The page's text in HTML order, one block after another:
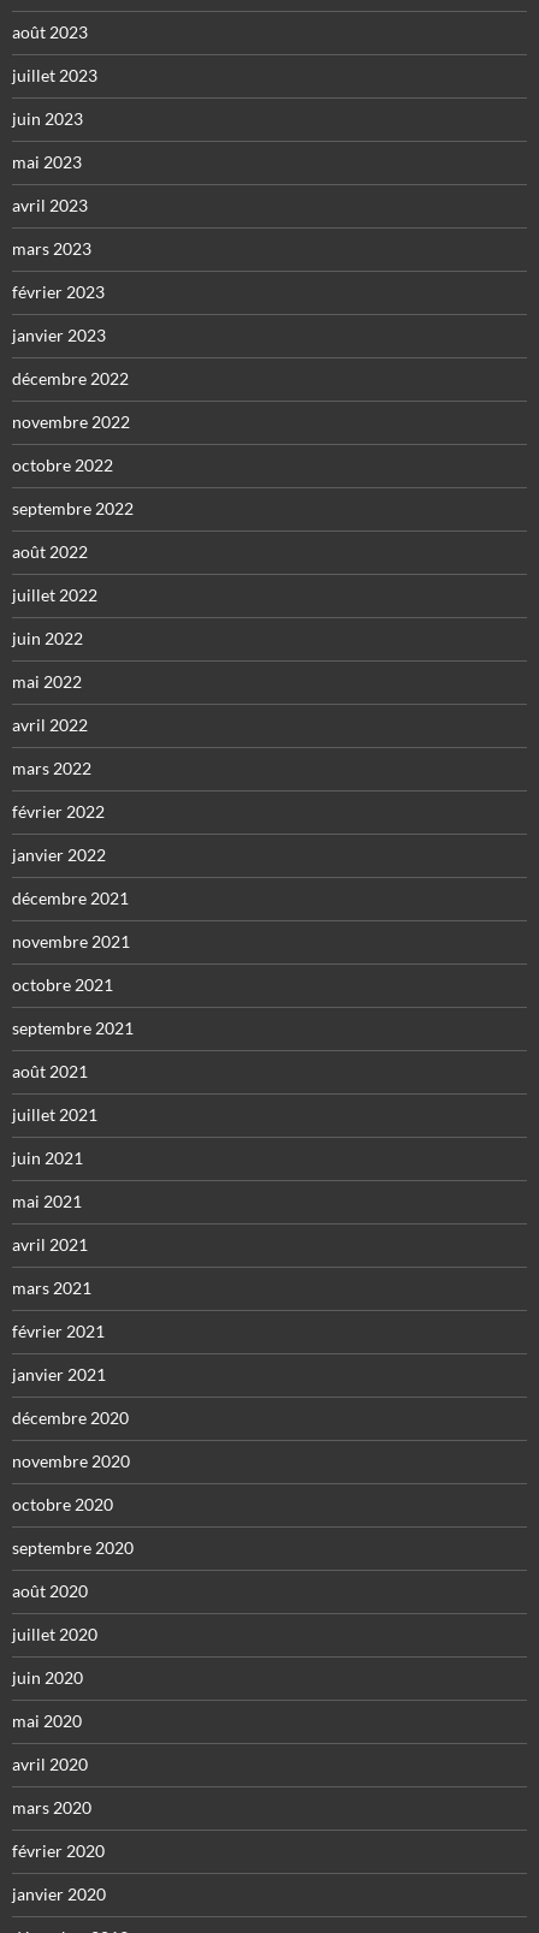
août 2023
juillet 2023
juin 2023
mai 2023
avril 2023
mars 2023
février 2023
janvier 2023
décembre 2022
novembre 2022
octobre 2022
septembre 2022
août 2022
juillet 2022
juin 2022
mai 2022
avril 2022
mars 2022
février 2022
janvier 2022
décembre 2021
novembre 2021
octobre 2021
septembre 2021
août 2021
juillet 2021
juin 2021
mai 2021
avril 2021
mars 2021
février 2021
janvier 2021
décembre 2020
novembre 2020
octobre 2020
septembre 2020
août 2020
juillet 2020
juin 2020
mai 2020
avril 2020
mars 2020
février 2020
janvier 2020